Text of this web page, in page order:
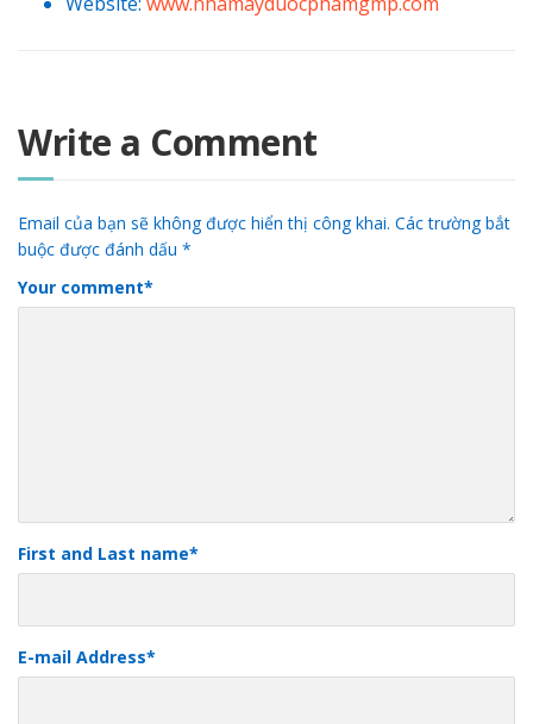
Write a Comment
Email của bạn sẽ không được hiển thị công khai. Các trường bắt
buộc được đánh dấu *
Your comment*
First and Last name*
E-mail Address*